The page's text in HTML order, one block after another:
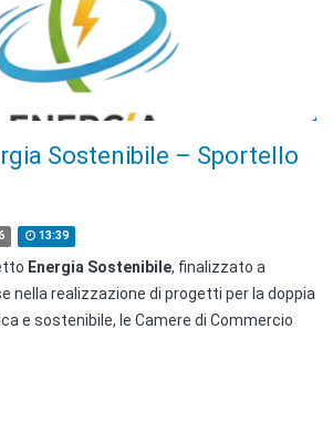
Sostenibile – Sportello
13:39
Energia Sostenibile, finalizzato a
nella realizzazione di progetti per la doppia
e sostenibile, le Camere di Commercio